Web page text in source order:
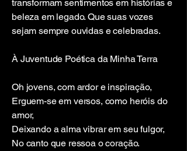
transformam sentimentos em histórias e
beleza em legado. Que suas vozes
sejam sempre ouvidas e celebradas.
À Juventude Poética da Minha Terra
Oh jovens, com ardor e inspiração,
Erguem-se em versos, como heróis do
amor,
Deixando a alma vibrar em seu fulgor,
No canto que ressoa o coração.